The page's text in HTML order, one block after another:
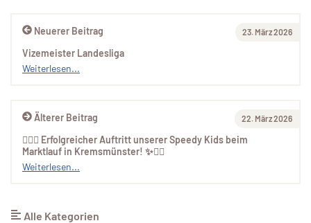
Älterer Beitrag 22. März 2026
🏃‍♀️✨ Erfolgreicher Auftritt unserer Speedy Kids beim
Marktlauf in Kremsmünster! ✨🏃‍♂️
Weiterlesen...
Neuerer Beitrag 23. März 2026
Vizemeister Landesliga
Weiterlesen...
Alle Kategorien